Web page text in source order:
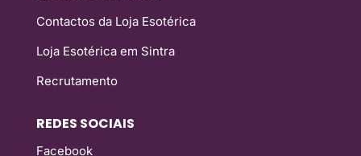
Contactos da Loja Esotérica
Loja Esotérica em Sintra
Recrutamento
REDES SOCIAIS
Facebook